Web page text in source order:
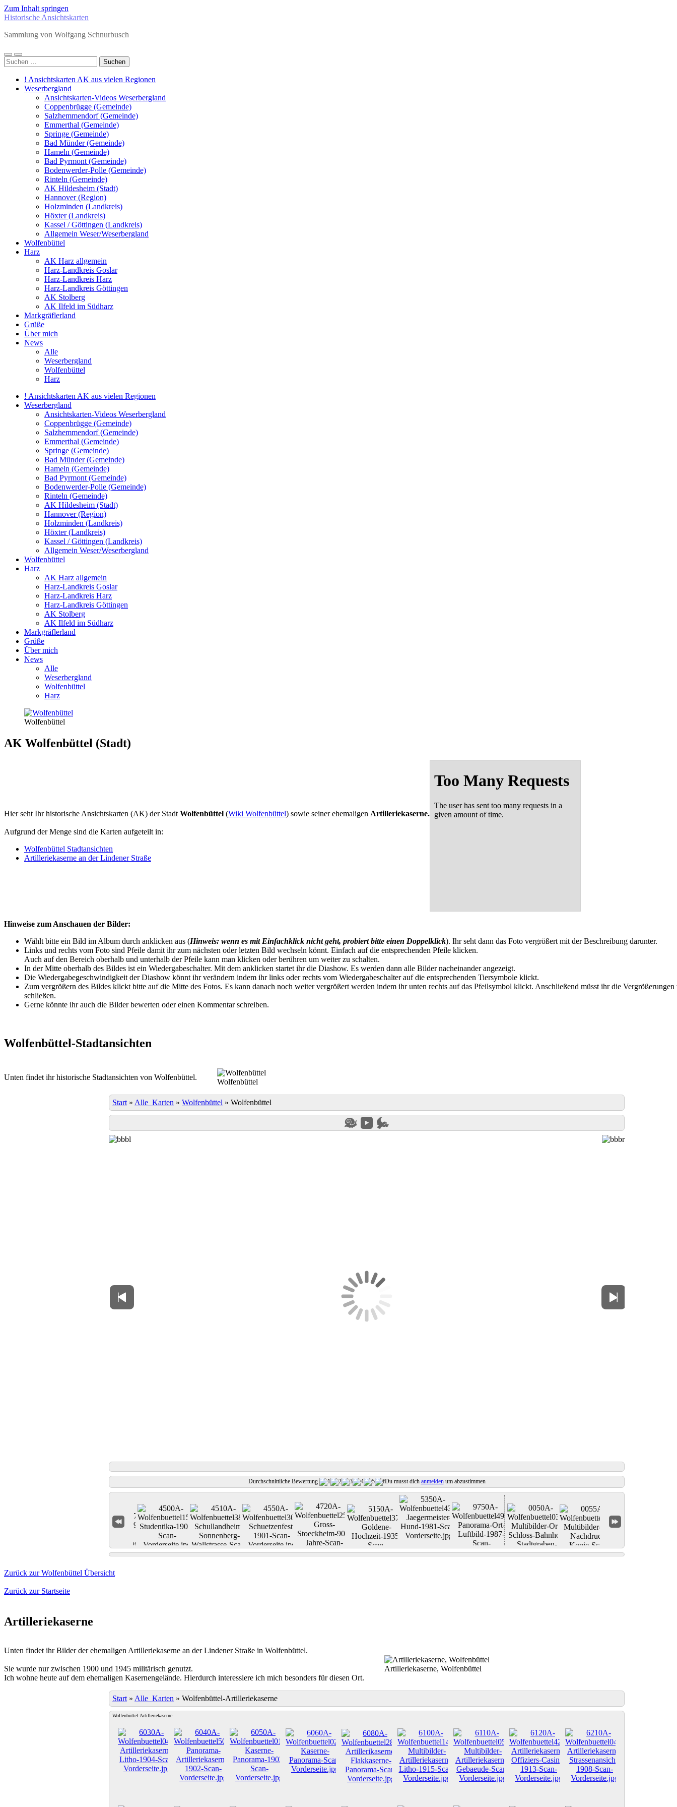
Zum Inhalt springen
Historische Ansichtskarten
Sammlung von Wolfgang Schnurbusch
Mobile-
Menü
Suchfeld
ein-/ausblenden
Suchen
nach:
! Ansichtskarten AK aus vielen Regionen
Weserbergland
Ansichtskarten-Videos Weserbergland
Coppenbrügge (Gemeinde)
Salzhemmendorf (Gemeinde)
Emmerthal (Gemeinde)
Springe (Gemeinde)
Bad Münder (Gemeinde)
Hameln (Gemeinde)
Bad Pyrmont (Gemeinde)
Bodenwerder-Polle (Gemeinde)
Rinteln (Gemeinde)
AK Hildesheim (Stadt)
Hannover (Region)
Holzminden (Landkreis)
Höxter (Landkreis)
Kassel / Göttingen (Landkreis)
Allgemein Weser/Weserbergland
Wolfenbüttel
Harz
AK Harz allgemein
Harz-Landkreis Goslar
Harz-Landkreis Harz
Harz-Landkreis Göttingen
AK Stolberg
AK Ilfeld im Südharz
Markgräflerland
Grüße
Über mich
News
Alle
Weserbergland
Wolfenbüttel
Harz
! Ansichtskarten AK aus vielen Regionen
Weserbergland
Ansichtskarten-Videos Weserbergland
Coppenbrügge (Gemeinde)
Salzhemmendorf (Gemeinde)
Emmerthal (Gemeinde)
Springe (Gemeinde)
Bad Münder (Gemeinde)
Hameln (Gemeinde)
Bad Pyrmont (Gemeinde)
Bodenwerder-Polle (Gemeinde)
Rinteln (Gemeinde)
AK Hildesheim (Stadt)
Hannover (Region)
Holzminden (Landkreis)
Höxter (Landkreis)
Kassel / Göttingen (Landkreis)
Allgemein Weser/Weserbergland
Wolfenbüttel
Harz
AK Harz allgemein
Harz-Landkreis Goslar
Harz-Landkreis Harz
Harz-Landkreis Göttingen
AK Stolberg
AK Ilfeld im Südharz
Markgräflerland
Grüße
Über mich
News
Alle
Weserbergland
Wolfenbüttel
Harz
Wolfenbüttel
AK Wolfenbüttel (Stadt)
Hier seht Ihr historische Ansichtskarten (AK) der Stadt Wolfenbüttel (Wiki Wolfenbüttel) sowie seiner ehemaligen Artilleriekaserne.
Aufgrund der Menge sind die Karten aufgeteilt in:
Wolfenbüttel Stadtansichten
Artilleriekaserne an der Lindener Straße
Hinweise zum Anschauen der Bilder:
Wählt bitte ein Bild im Album durch anklicken aus (Hinweis: wenn es mit Einfachklick nicht geht, probiert bitte einen Doppelklick). Ihr seht dann das Foto vergrößert mit der Beschreibung darunter.
Links und rechts vom Foto sind Pfeile damit ihr zum nächsten oder letzten Bild wechseln könnt. Einfach auf die entsprechenden Pfeile klicken.
Auch auf den Bereich oberhalb und unterhalb der Pfeile kann man klicken oder berühren um weiter zu schalten.
In der Mitte oberhalb des Bildes ist ein Wiedergabeschalter. Mit dem anklicken startet ihr die Diashow. Es werden dann alle Bilder nacheinander angezeigt.
Die Wiedergabegeschwindigkeit der Diashow könnt ihr verändern indem ihr links oder rechts vom Wiedergabeschalter auf die entsprechenden Tiersymbole klickt.
Zum vergrößern des Bildes klickt bitte auf die Mitte des Fotos. Es kann danach noch weiter vergrößert werden indem ihr unten rechts auf das Pfeilsymbol klickt. Anschließend müsst ihr die Vergrößerungen
schließen.
Gerne könnte ihr auch die Bilder bewerten oder einen Kommentar schreiben.
Wolfenbüttel-Stadtansichten
Unten findet ihr historische Stadtansichten von Wolfenbüttel.
Wolfenbüttel
Start » Alle_Karten » Wolfenbüttel » Wolfenbüttel
Durchschnittliche Bewertung Du musst dich anmeldenum abzustimmen
Zurück zur Wolfenbüttel Übersicht
Zurück zur Startseite
Artilleriekaserne
Unten findet ihr Bilder der ehemaligen Artilleriekaserne an der Lindener Straße in Wolfenbüttel.
Sie wurde nur zwischen 1900 und 1945 militärisch genutzt.
Ich wohne heute auf dem ehemaligen Kasernengelände. Hierdurch interessiere ich mich besonders für diesen Ort.
Artilleriekaserne, Wolfenbüttel
Start» Alle_Karten » Wolfenbüttel-Artilleriekaserne
Wolfenbüttel-Artilleriekaserne